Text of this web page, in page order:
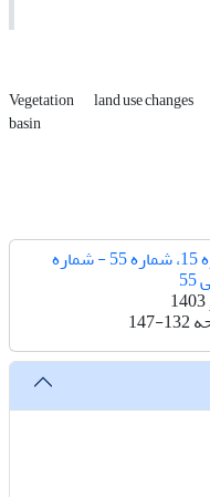
Vegetation land use changes
basin
دوره 15، شماره 55 - شماره
147-132